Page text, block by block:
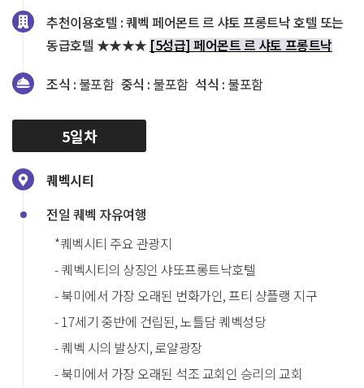
추천이용호텔 :퀘벡 페어몬트 르 샤토 프롱트낙 호텔 또는
동급호텔 ★★★★[5성급] 페어몬트 르 샤토 프롱트낙
조식 : 불포함 중식 : 불포함 석식 : 불포함
5일차
퀘벡시티
전일 퀘벡 자유여행
*퀘벡시티 주요 관광지
- 퀘벡시티의 상징인 샤또프롱트낙호텔
- 북미에서 가장 오래된 번화가인, 프티 샹플랭 지구
- 17세기 중반에 건립된, 노틀담 퀘벡성당
- 퀘벡 시의 발상지, 로얄광장
- 북미에서 가장 오래된 석조 교회인 승리의 교회